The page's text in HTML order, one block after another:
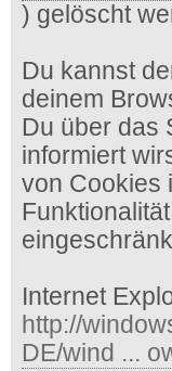
) gelöscht
Du kannst
deinem
Du über das
informiert
von Cookies
Internet
http://
DE/wind ...